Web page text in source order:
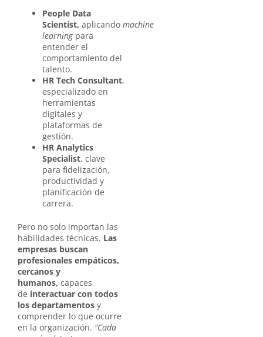
People Data
Scientist, aplicandomachine
learningpara
entender el
comportamiento del
talento.
HR Tech Consultant,
especializado en
herramientas
digitales y
plataformas de
gestión.
HR Analytics
Specialist, clave
para fidelización,
productividad y
planificación de
carrera.
Pero no solo importan las
habilidades técnicas. Las
empresas buscan
profesionales empáticos,
cercanos y
humanos, capaces
de interactuar con todos
los departamentos y
comprender lo que ocurre
en la organización. “Cada